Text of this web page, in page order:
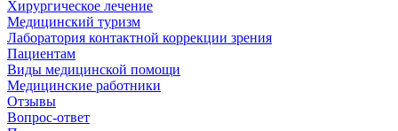
Хирургическое лечение
Медицинский туризм
Лаборатория контактной коррекции зрения
Пациентам
Виды медицинской помощи
Медицинские работники
Отзывы
Вопрос-ответ